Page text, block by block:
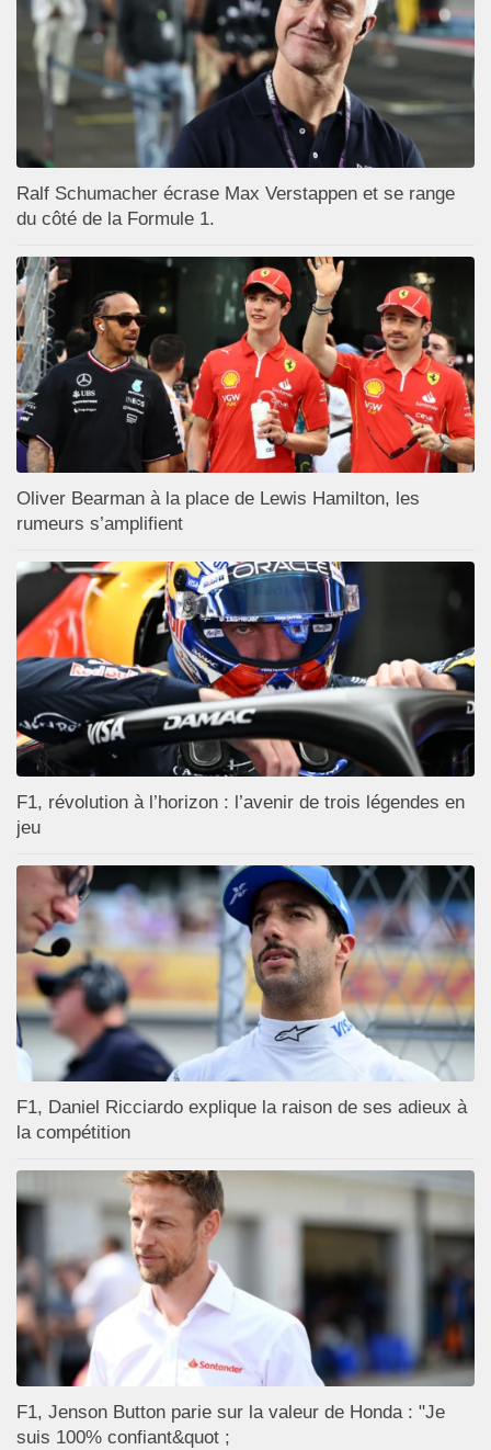
Ralf Schumacher écrase Max Verstappen et se range
du côté de la Formule 1.
Oliver Bearman à la place de Lewis Hamilton, les
rumeurs s’amplifient
F1, révolution à l’horizon : l’avenir de trois légendes en
jeu
F1, Daniel Ricciardo explique la raison de ses adieux à
la compétition
F1, Jenson Button parie sur la valeur de Honda : "Je
suis 100% confiant&quot ;